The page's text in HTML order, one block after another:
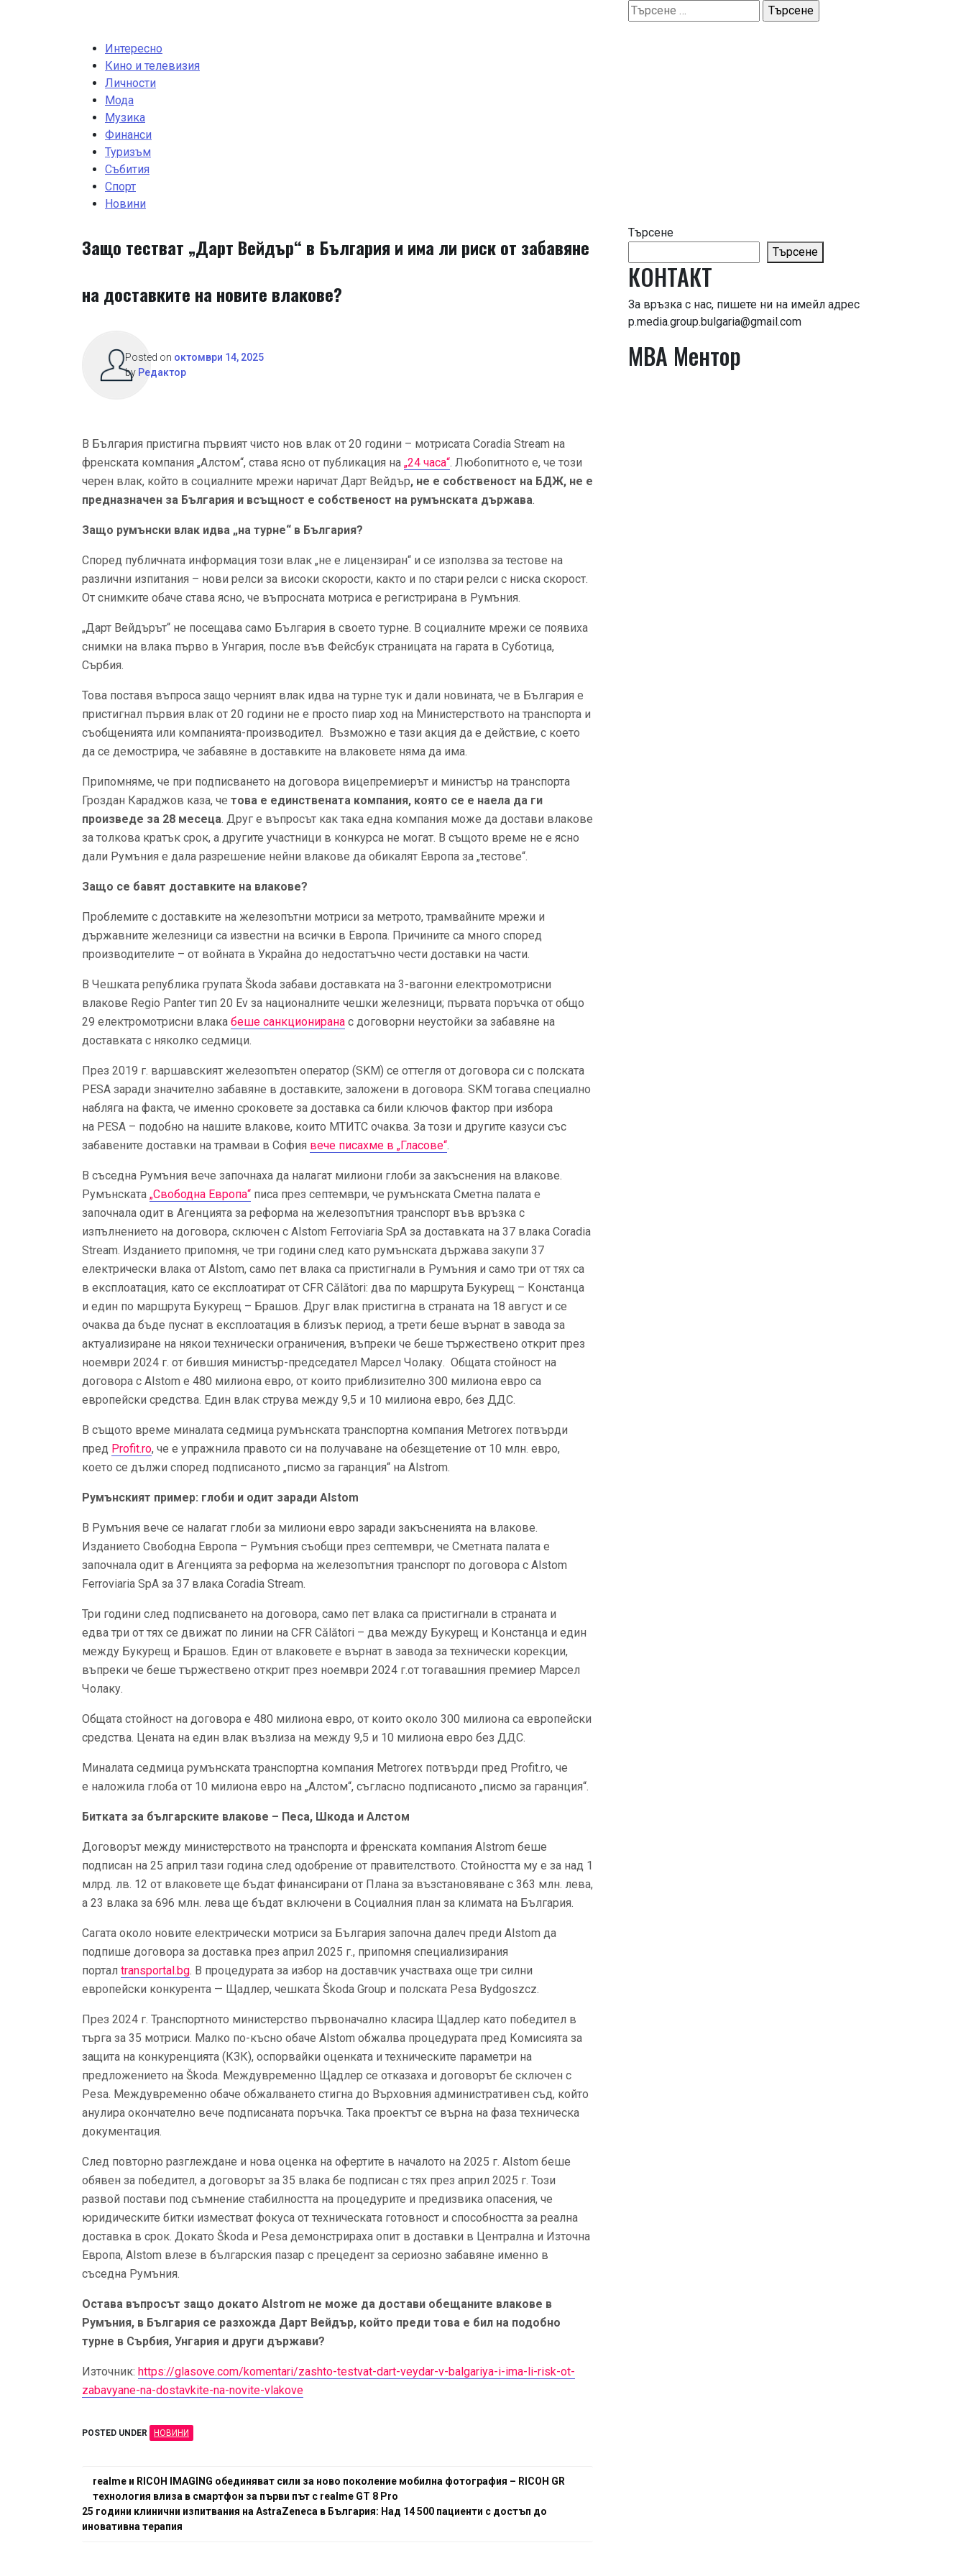
Търсене
за:
Интересно
Кино и телевизия
Личности
Мода
Музика
Финанси
Туризъм
Събития
Спорт
Новини
Защо тестват „Дарт Вейдър“ в България и има ли риск от забавяне
на доставките на новите влакове?
Posted on октомври 14, 2025
by Редактор
В България пристигна първият чисто нов влак от 20 години – мотрисата Coradia Stream на
френската компания „Алстом“, става ясно от публикация на „24 часа“. Любопитното е, че този
черен влак, който в социалните мрежи наричат Дарт Вейдър, не е собственост на БДЖ, не е
предназначен за България и всъщност е собственост на румънската държава.
Защо румънски влак идва „на турне“ в България?
Според публичната информация този влак „не е лицензиран“ и се използва за тестове на
различни изпитания – нови релси за високи скорости, както и по стари релси с ниска скорост.
От снимките обаче става ясно, че въпросната мотриса е регистрирана в Румъния.
„Дарт Вейдърът“ не посещава само България в своето турне. В социалните мрежи се появиха
снимки на влака първо в Унгария, после във Фейсбук страницата на гарата в Суботица,
Сърбия.
Това поставя въпроса защо черният влак идва на турне тук и дали новината, че в България е
пристигнал първия влак от 20 години не е просто пиар ход на Министерството на транспорта и
съобщенията или компанията-производител. Възможно е тази акция да е действие, с което
да се демострира, че забавяне в доставките на влаковете няма да има.
Припомняме, че при подписването на договора вицепремиерът и министър на транспорта
Гроздан Караджов каза, че това е единствената компания, която се е наела да ги
произведе за 28 месеца. Друг е въпросът как така една компания може да достави влакове
за толкова кратък срок, а другите участници в конкурса не могат. В същото време не е ясно
дали Румъния е дала разрешение нейни влакове да обикалят Европа за „тестове“.
Защо се бавят доставките на влакове?
Проблемите с доставките на железопътни мотриси за метрото, трамвайните мрежи и
държавните железници са известни на всички в Европа. Причините са много според
производителите – от войната в Украйна до недостатъчно чести доставки на части.
В Чешката република групата Škoda забави доставката на 3-вагонни електромотрисни
влакове Regio Panter тип 20 Ev за националните чешки железници; първата поръчка от общо
29 електромотрисни влака беше санкционирана с договорни неустойки за забавяне на
доставката с няколко седмици.
През 2019 г. варшавският железопътен оператор (SKM) се оттегля от договора си с полската
PESA заради значително забавяне в доставките, заложени в договора. SKM тогава специално
набляга на факта, че именно сроковете за доставка са били ключов фактор при избора
на PESA – подобно на нашите влакове, които МТИТС очаква. За този и другите казуси със
забавените доставки на трамваи в София вече писахме в „Гласове“.
В съседна Румъния вече започнаха да налагат милиони глоби за закъснения на влакове.
Румънската „Свободна Европа“ писа през септември, че румънската Сметна палата е
започнала одит в Агенцията за реформа на железопътния транспорт във връзка с
изпълнението на договора, сключен с Alstom Ferroviaria SpA за доставката на 37 влака Coradia
Stream. Изданието припомня, че три години след като румънската държава закупи 37
електрически влака от Alstom, само пет влака са пристигнали в Румъния и само три от тях са
в експлоатация, като се експлоатират от CFR Călători: два по маршрута Букурещ – Констанца
и един по маршрута Букурещ – Брашов. Друг влак пристигна в страната на 18 август и се
очаква да бъде пуснат в експлоатация в близък период, а трети беше върнат в завода за
актуализиране на някои технически ограничения, въпреки че беше тържествено открит през
ноември 2024 г. от бившия министър-председател Марсел Чолаку. Общата стойност на
договора с Alstom е 480 милиона евро, от които приблизително 300 милиона евро са
европейски средства. Един влак струва между 9,5 и 10 милиона евро, без ДДС.
В същото време миналата седмица румънската транспортна компания Metrorex потвърди
пред Profit.ro, че е упражнила правото си на получаване на обезщетение от 10 млн. евро,
което се дължи според подписаното „писмо за гаранция“ на Alstrom.
Румънският пример: глоби и одит заради Alstom
В Румъния вече се налагат глоби за милиони евро заради закъсненията на влакове.
Изданието Свободна Европа – Румъния съобщи през септември, че Сметната палата е
започнала одит в Агенцията за реформа на железопътния транспорт по договора с Alstom
Ferroviaria SpA за 37 влака Coradia Stream.
Три години след подписването на договора, само пет влака са пристигнали в страната и
едва три от тях се движат по линии на CFR Călători – два между Букурещ и Констанца и един
между Букурещ и Брашов. Един от влаковете е върнат в завода за технически корекции,
въпреки че беше тържествено открит през ноември 2024 г.от тогавашния премиер Марсел
Чолаку.
Общата стойност на договора е 480 милиона евро, от които около 300 милиона са европейски
средства. Цената на един влак възлиза на между 9,5 и 10 милиона евро без ДДС.
Миналата седмица румънската транспортна компания Metrorex потвърди пред Profit.ro, че
е наложила глоба от 10 милиона евро на „Алстом“, съгласно подписаното „писмо за гаранция“.
Битката за българските влакове – Песа, Шкода и Алстом
Договорът между министерството на транспорта и френската компания Alstrom беше
подписан на 25 април тази година след одобрение от правителството. Стойността му е за над 1
млрд. лв. 12 от влаковете ще бъдат финансирани от Плана за възстановяване с 363 млн. лева,
а 23 влака за 696 млн. лева ще бъдат включени в Социалния план за климата на България.
Сагата около новите електрически мотриси за България започна далеч преди Alstom да
подпише договора за доставка през април 2025 г., припомня специализирания
портал transportal.bg. В процедурата за избор на доставчик участваха още три силни
европейски конкурента — Щадлер, чешката Škoda Group и полската Pesa Bydgoszcz.
През 2024 г. Транспортното министерство първоначално класира Щадлер като победител в
търга за 35 мотриси. Малко по-късно обаче Alstom обжалва процедурата пред Комисията за
защита на конкуренцията (КЗК), оспорвайки оценката и техническите параметри на
предложението на Škoda. Междувременно Щадлер се отказаха и договорът бе сключен с
Pesa. Междувременно обаче обжалването стигна до Върховния административен съд, който
анулира окончателно вече подписаната поръчка. Така проектът се върна на фаза техническа
документация.
След повторно разглеждане и нова оценка на офертите в началото на 2025 г. Alstom беше
обявен за победител, а договорът за 35 влака бе подписан с тях през април 2025 г. Този
развой постави под съмнение стабилността на процедурите и предизвика опасения, че
юридическите битки изместват фокуса от техническата готовност и способността за реална
доставка в срок. Докато Škoda и Pesa демонстрираха опит в доставки в Централна и Източна
Европа, Alstom влезе в българския пазар с прецедент за сериозно забавяне именно в
съседна Румъния.
Остава въпросът защо докато Alstrom не може да достави обещаните влакове в
Румъния, в България се разхожда Дарт Вейдър, който преди това е бил на подобно
турне в Сърбия, Унгария и други държави?
Източник: https://glasove.com/komentari/zashto-testvat-dart-veydar-v-balgariya-i-ima-li-risk-ot-
zabavyane-na-dostavkite-na-novite-vlakove
POSTED UNDER НОВИНИ
Навигация
realme и RICOH IMAGING обединяват сили за ново поколение мобилна фотография – RICOH GR
технология влиза в смартфон за първи път с realme GT 8 Pro
25 години клинични изпитвания на AstraZeneca в България: Над 14 500 пациенти с достъп до
иновативна терапия
Търсене
Търсене
КОНТАКТ
За връзка с нас, пишете ни на имейл адрес
p.media.group.bulgaria@gmail.com
МВА Ментор